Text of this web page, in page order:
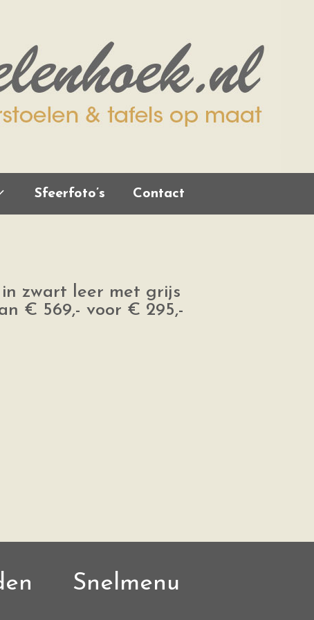
Sfeerfoto’s Contact
zwart leer met grijs
€ 569,- voor € 295,-
Snelmenu